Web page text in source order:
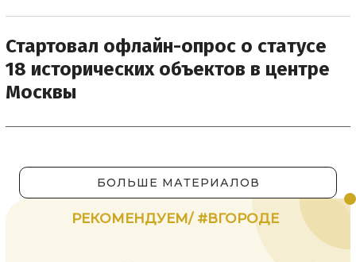
Стартовал офлайн-опрос о статусе
18 исторических объектов в центре
Москвы
БОЛЬШЕ МАТЕРИАЛОВ
РЕКОМЕНДУЕМ/ #ВГОРОДЕ